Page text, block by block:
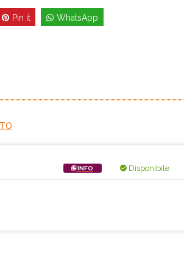
Pin it WhatsApp
INFO Disponibile